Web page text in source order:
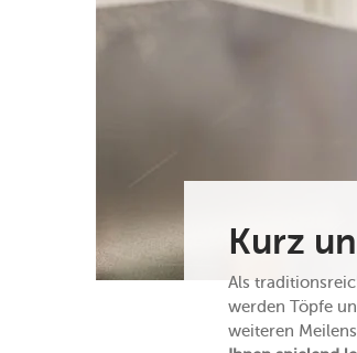
Kurz
Als
werden Töpfe
weiteren